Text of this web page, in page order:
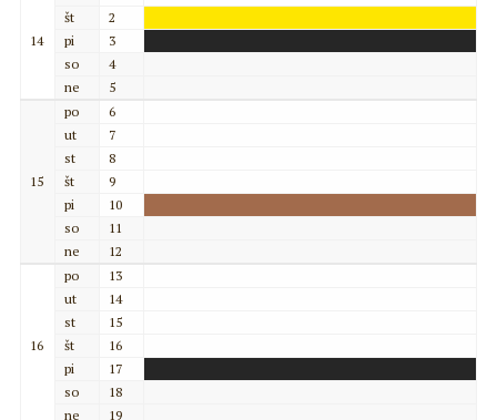
14
št
2
pi
3
so
4
ne
5
15
po
6
ut
7
st
8
št
9
pi
10
so
11
ne
12
16
po
13
ut
14
st
15
št
16
pi
17
so
18
ne
19